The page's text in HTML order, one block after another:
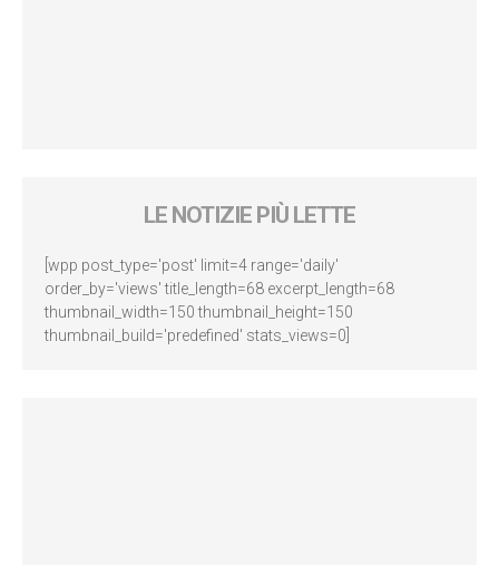
LE NOTIZIE PIÙ LETTE
[wpp post_type='post' limit=4 range='daily'
order_by='views' title_length=68 excerpt_length=68
thumbnail_width=150 thumbnail_height=150
thumbnail_build='predefined' stats_views=0]